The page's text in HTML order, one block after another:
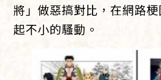
將」做惡搞對比，在網路
起不小的騷動。